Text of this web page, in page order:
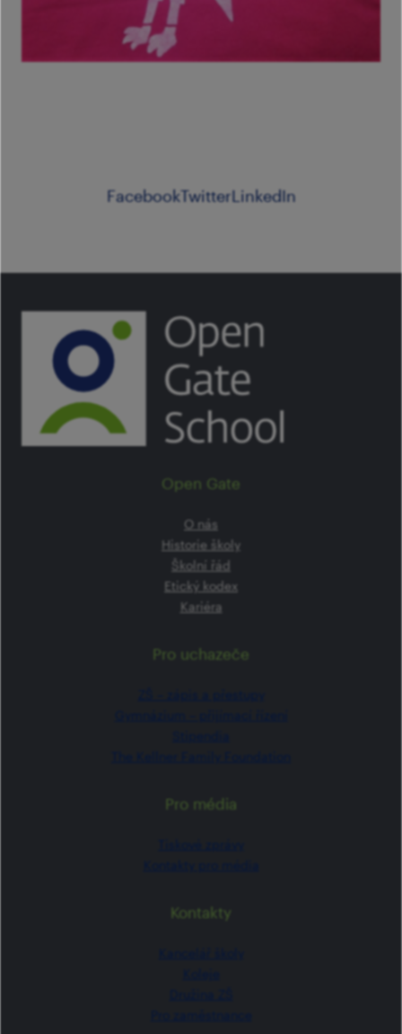
FacebookTwitterLinkedIn
Open Gate
O nás
Historie školy
Školní řád
Etický kodex
Kariéra
Pro uchazeče
Pro média
Kontakty